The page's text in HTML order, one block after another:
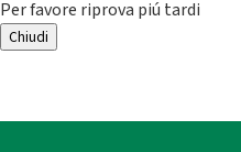
Per favore riprova piú tardi
Chiudi